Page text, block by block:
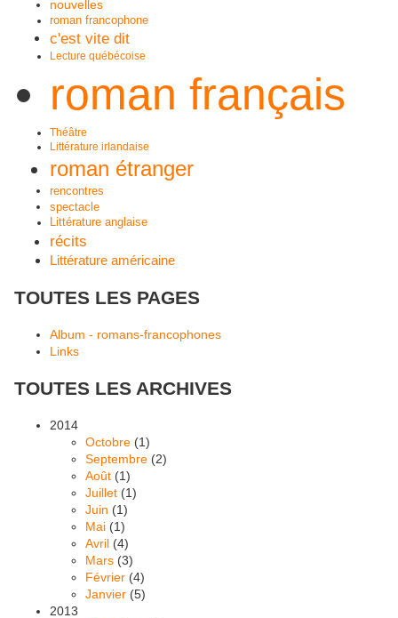
nouvelles
roman francophone
c'est vite dit
Lecture québécoise
roman français
Théâtre
Littérature irlandaise
roman étranger
rencontres
spectacle
Littérature anglaise
récits
Littérature américaine
TOUTES LES PAGES
Album - romans-francophones
Links
TOUTES LES ARCHIVES
2014
Octobre (1)
Septembre (2)
Août (1)
Juillet (1)
Juin (1)
Mai (1)
Avril (4)
Mars (3)
Février (4)
Janvier (5)
2013